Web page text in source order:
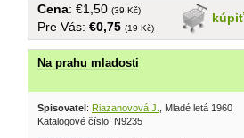
kúpiť
Cena: €1,50 (39 Kč)
Pre Vás: €0,75 (19 Kč)
Na prahu mladosti
Spisovatel : Riazanovová J.
, Mladé letá 1960
Katalogové číslo: N9235